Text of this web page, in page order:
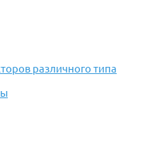
различного типа